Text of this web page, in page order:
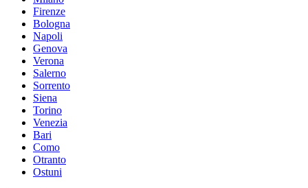
Firenze
Bologna
Napoli
Genova
Verona
Salerno
Sorrento
Siena
Torino
Venezia
Bari
Como
Otranto
Ostuni